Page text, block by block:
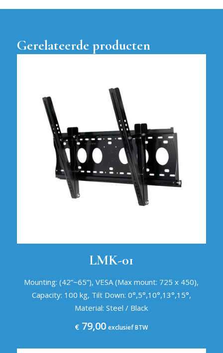
Gerelateerde producten
LMK-01
Mounting: (42”~65”), VESA (Max mount: 725 x 450),
Capacity: 100 kg, Tilt Down: 0°,5°,10°,13°,15°,
Material: Steel / Black
€ 79,00 exclusief BTW